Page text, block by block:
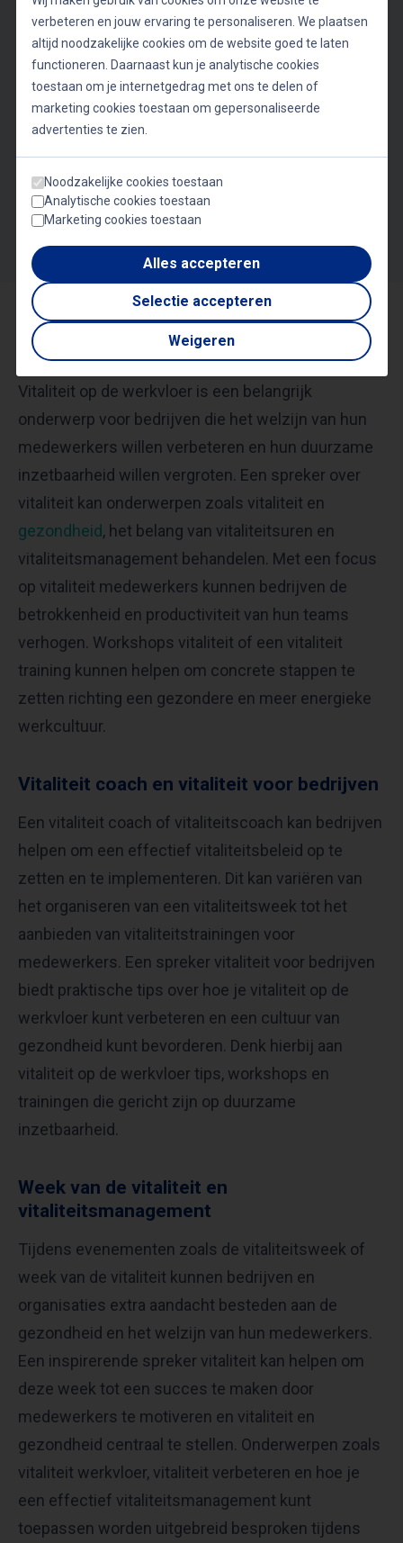
voedingsexpert PURNACHAITANYA
Life coach
WILLEM HOOFT
Spreker & kitesurfer
TIJN ELFERINK
De gezonde werkvloer
DR EHSAN NATOUR
Chirurgie en
patiëntenzorg
LISA STEL
Vegan lifestyle
LEO VAN WOERDEN
Neurowetenschapper Voedingsdeskundige
Vitaliteit op de werkvloer en duurzame
inzetbaarheid
Vitaliteit op de werkvloer is een belangrijk
onderwerp voor bedrijven die het welzijn van hun
medewerkers willen verbeteren en hun duurzame
inzetbaarheid willen vergroten. Een spreker over
vitaliteit kan onderwerpen zoals vitaliteit en
gezondheid, het belang van vitaliteitsuren en
vitaliteitsmanagement behandelen. Met een focus
op vitaliteit medewerkers kunnen bedrijven de
betrokkenheid en productiviteit van hun teams
verhogen. Workshops vitaliteit of een vitaliteit
training kunnen helpen om concrete stappen te
zetten richting een gezondere en meer energieke
werkcultuur.
Vitaliteit coach en vitaliteit voor bedrijven
Een vitaliteit coach of vitaliteitscoach kan bedrijven
helpen om een effectief vitaliteitsbeleid op te
zetten en te implementeren. Dit kan variëren van
het organiseren van een vitaliteitsweek tot het
aanbieden van vitaliteitstrainingen voor
medewerkers. Een spreker vitaliteit voor bedrijven
biedt praktische tips over hoe je vitaliteit op de
werkvloer kunt verbeteren en een cultuur van
gezondheid kunt bevorderen. Denk hierbij aan
vitaliteit op de werkvloer tips, workshops en
trainingen die gericht zijn op duurzame
inzetbaarheid.
Week van de vitaliteit en
vitaliteitsmanagement
Tijdens evenementen zoals de vitaliteitsweek of
week van de vitaliteit kunnen bedrijven en
organisaties extra aandacht besteden aan de
gezondheid en het welzijn van hun medewerkers.
Een inspirerende spreker vitaliteit kan helpen om
deze week tot een succes te maken door
medewerkers te motiveren en vitaliteit en
gezondheid centraal te stellen. Onderwerpen zoals
vitaliteit werkvloer, vitaliteit verbeteren en hoe je
een effectief vitaliteitsmanagement kunt
toepassen worden uitgebreid besproken tijdens
verbeteren en jouw ervaring te personaliseren. We plaatsen
altijd noodzakelijke cookies om de website goed te laten
functioneren. Daarnaast kun je analytische cookies
toestaan om je internetgedrag met ons te delen of
marketing cookies toestaan om gepersonaliseerde
advertenties te zien.
Noodzakelijke cookies toestaan
Analytische cookies toestaan
Marketing cookies toestaan
Alles accepteren
Selectie accepteren
Weigeren